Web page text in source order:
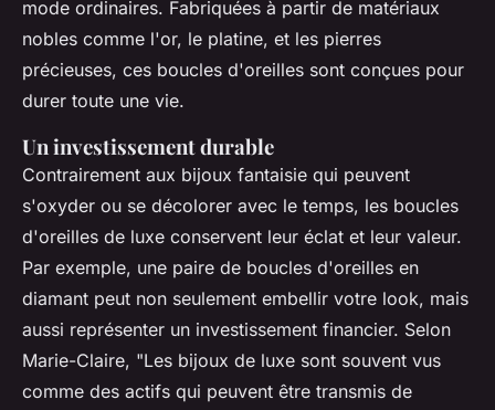
mode ordinaires. Fabriquées à partir de matériaux
nobles comme l'or, le platine, et les pierres
précieuses, ces boucles d'oreilles sont conçues pour
durer toute une vie.
Un investissement durable
Contrairement aux bijoux fantaisie qui peuvent
s'oxyder ou se décolorer avec le temps, les boucles
d'oreilles de luxe conservent leur éclat et leur valeur.
Par exemple, une paire de boucles d'oreilles en
diamant peut non seulement embellir votre look, mais
aussi représenter un investissement financier. Selon
Marie-Claire, "Les bijoux de luxe sont souvent vus
comme des actifs qui peuvent être transmis de